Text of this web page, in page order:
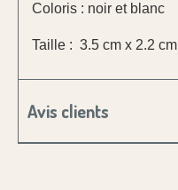
Coloris : noir et blanc
Taille : 3.5 cm x 2.2 cm
Avis clients